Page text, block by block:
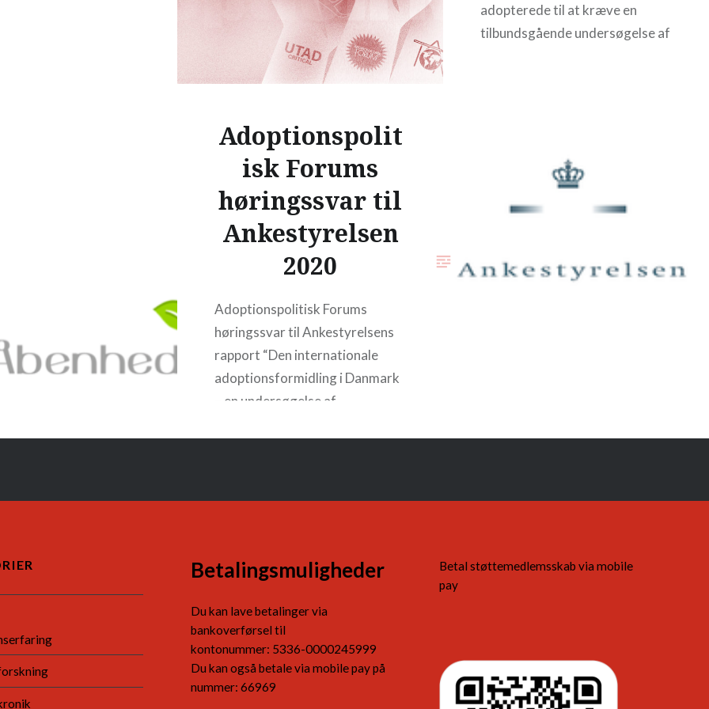
READ MORE
adopterede til at kræve en
tilbundsgående undersøgelse af
READ MORE
Adoptionspolit
isk Forums
høringssvar til
Ankestyrelsen
2020
Adoptionspolitisk Forums
høringssvar til Ankestyrelsens
rapport “Den internationale
adoptionsformidling i Danmark
– en undersøgelse af
READ MORE
Betalingsmuligheder
Du kan lave betalinger via
bankoverførsel til
kontonummer: 5336-0000245999
Du kan også betale via mobile pay på
nummer: 66969
Betal støttemedlemsskab via mobile
pay